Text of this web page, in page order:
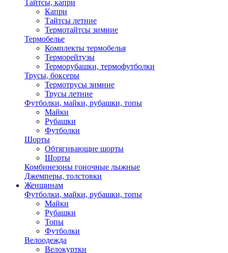
Тайтсы, капри
Капри
Тайтсы летние
Термотайтсы зимние
Термобелье
Комплекты термобелья
Терморейтузы
Терморубашки, термофутболки
Трусы, боксеры
Термотрусы зимние
Трусы летние
Футболки, майки, рубашки, топы
Майки
Рубашки
Футболки
Шорты
Обтягивающие шорты
Шорты
Комбинезоны гоночные лыжные
Джемперы, толстовки
Женщинам
Футболки, майки, рубашки, топы
Майки
Рубашки
Топы
Футболки
Велоодежда
Велокуртки